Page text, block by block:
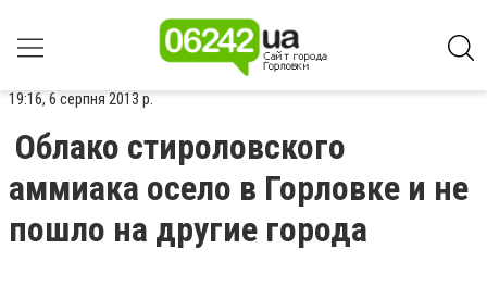
19:16, 6 серпня 2013 р.
Облако стироловского
аммиака осело в Горловке и не
пошло на другие города